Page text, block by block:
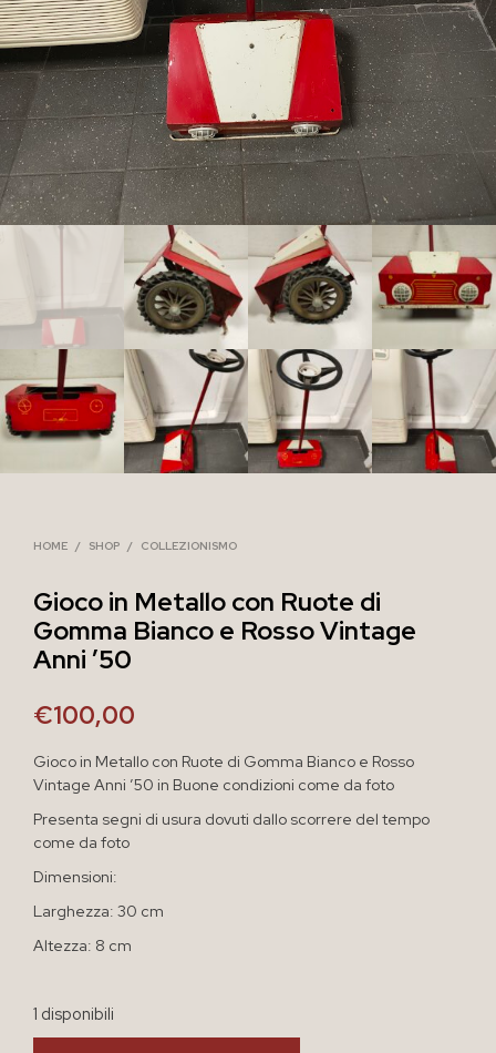
HOME / SHOP / COLLEZIONISMO
Gioco in Metallo con Ruote di
Gomma Bianco e Rosso Vintage
Anni ’50
€100,00
Gioco in Metallo con Ruote di Gomma Bianco e Rosso
Vintage Anni ’50 in Buone condizioni come da foto
Presenta segni di usura dovuti dallo scorrere del tempo
come da foto
Dimensioni:
Larghezza: 30 cm
Altezza: 8 cm
1 disponibili